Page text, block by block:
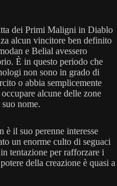
dei Primi Maligni in Diablo
alcun vincitore ben definito
e Belial avessero
È in questo periodo che
non sono in grado di
o abbia semplicemente
alcune delle zone
nome.
è il suo perenne interesse
un enorme culto di seguaci
tentazione per rafforzare i
della creazione è quasi a